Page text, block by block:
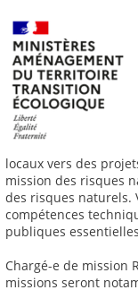
locaux vers des
mission des risques
des risques naturels.
compétences
publiques
Chargé-e de mission
missions seront